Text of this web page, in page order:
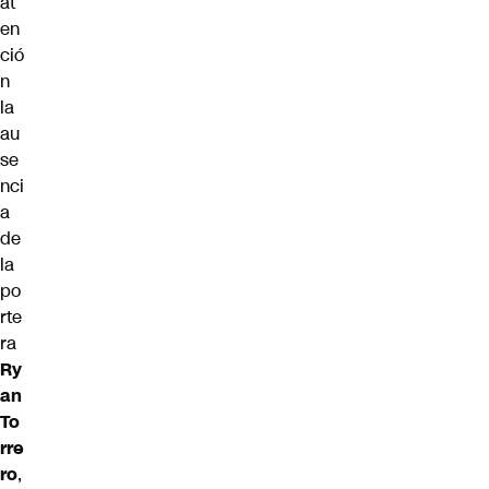
en
ció
n
la
au
se
nci
a
de
la
po
rte
ra
Ry
an
To
rre
ro,